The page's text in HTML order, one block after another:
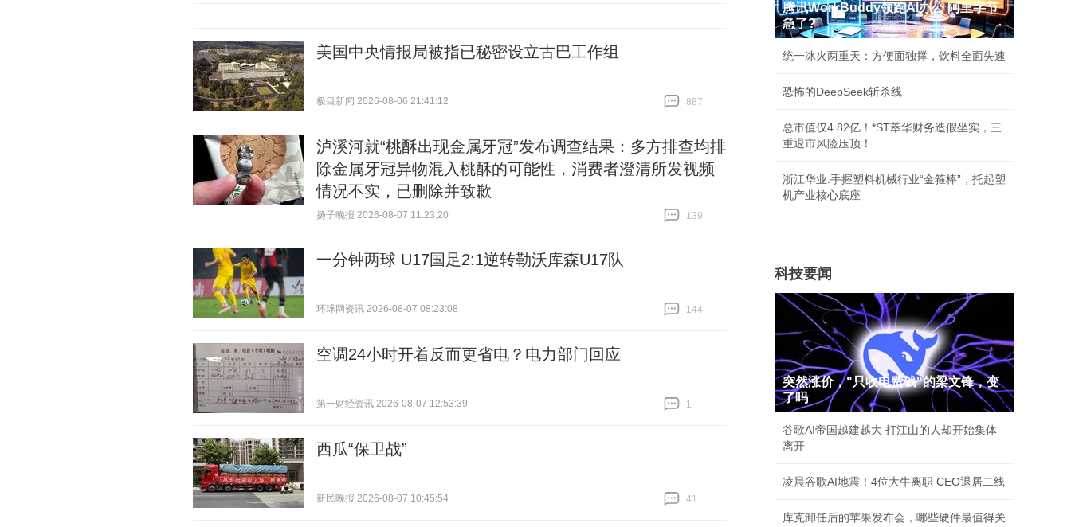
美国中央情报局被指已秘密设立古巴工作组
极目新闻 2026-08-06 21:41:12
887
泸溪河就“桃酥出现金属牙冠”发布调查结果：多方排查均排
除金属牙冠异物混入桃酥的可能性，消费者澄清所发视频
情况不实，已删除并致歉
扬子晚报 2026-08-07 11:23:20
139
一分钟两球 U17国足2:1逆转勒沃库森U17队
环球网资讯 2026-08-07 08:23:08
144
空调24小时开着反而更省电？电力部门回应
第一财经资讯 2026-08-07 12:53:39
1
西瓜“保卫战”
新民晚报 2026-08-07 10:45:54
41
腾讯WorkBuddy领跑AI办公 阿里字节
急了?
统一冰火两重天：方便面独撑，饮料全面失速
恐怖的DeepSeek斩杀线
总市值仅4.82亿！*ST萃华财务造假坐实，三
重退市风险压顶！
浙江华业:手握塑料机械行业“金箍棒”，托起塑
机产业核心底座
科技要闻
突然涨价，"只收电费钱"的梁文锋，变
了吗
谷歌AI帝国越建越大 打江山的人却开始集体
离开
凌晨谷歌AI地震！4位大牛离职 CEO退居二线
库克卸任后的苹果发布会，哪些硬件最值得关